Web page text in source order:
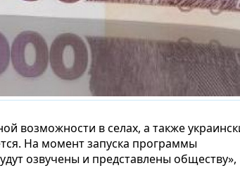
возможности в селах, а также
На момент запуска программы
озвучены и представлены обществу»,